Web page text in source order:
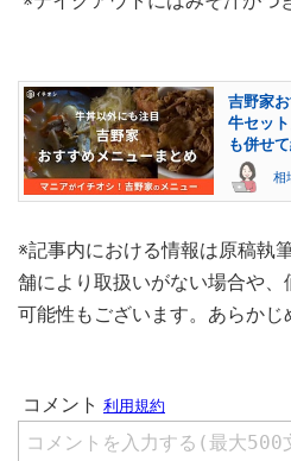
吉野家
牛セッ
も併せ
相
※記事内における情報は原稿執
舗により取扱いがない場合や
可能性もございます。あらか